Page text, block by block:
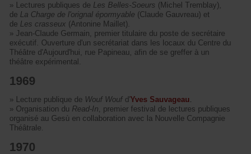
» Lecturespubliquesde LesBelles-Soeurs (MichelTremblay),
de LaChargedel'orignalépormyable (ClaudeGauvreau)et
de Lescrasseux (AntonineMaillet).
» Jean-ClaudeGermain,premiertitulairedupostedesecrétaire
exécutif.Ouvertured'unsecrétariatdansleslocauxduCentredu
Théâtred'Aujourd'hui,ruePapineau,afindesegrefferàun
théâtreexpérimental.
1969
»Lecturepubliquede WoufWouf d'YvesSauvageau.
»Organisationdu Read-In,premierfestivaldelecturespubliques
organiséauGesùencollaborationaveclaNouvelleCompagnie
Théâtrale.
1970